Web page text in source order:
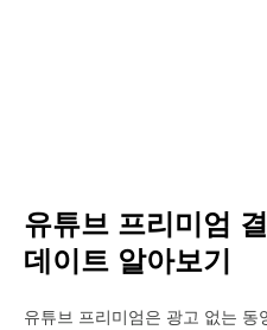
유튜브 프리미엄
데이트 알아보기
유튜브 프리미엄은 광고 없는